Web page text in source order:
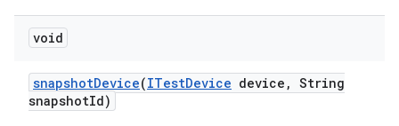
void
snapshotDevice(ITestDevice device , String
snapshotId)